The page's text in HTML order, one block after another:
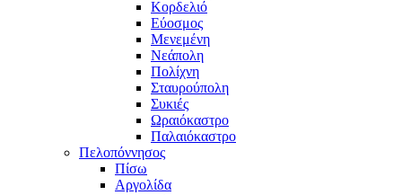
Κορδελιό
Εύοσμος
Μενεμένη
Νεάπολη
Πολίχνη
Σταυρούπολη
Συκιές
Ωραιόκαστρο
Παλαιόκαστρο
Πελοπόννησος
Πίσω
Αργολίδα